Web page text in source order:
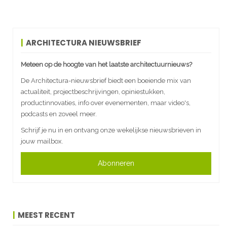
ARCHITECTURA NIEUWSBRIEF
Meteen op de hoogte van het laatste architectuurnieuws?
De Architectura-nieuwsbrief biedt een boeiende mix van
actualiteit, projectbeschrijvingen, opiniestukken,
productinnovaties, info over evenementen, maar video's,
podcasts en zoveel meer.
Schrijf je nu in en ontvang onze wekelijkse nieuwsbrieven in
jouw mailbox.
Abonneren
MEEST RECENT